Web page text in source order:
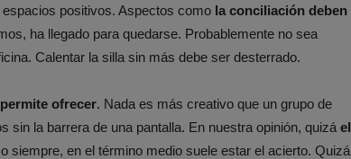
positivos. Aspectos como la conciliación deben
ha llegado para quedarse. Probablemente no sea
Calentar la silla sin más debe ser desterrado.
ofrecer. Nada es más creativo que un grupo de
sin la barrera de una pantalla. En nuestra opinión, quizá el
siempre, en el término medio suele estar el acierto. Quizá